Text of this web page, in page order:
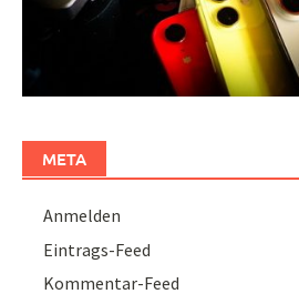
META
Anmelden
Eintrags-Feed
Kommentar-Feed